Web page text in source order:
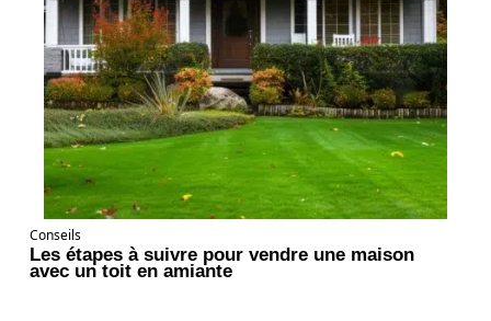
Conseils
Les étapes à suivre pour vendre une maison
avec un toit en amiante